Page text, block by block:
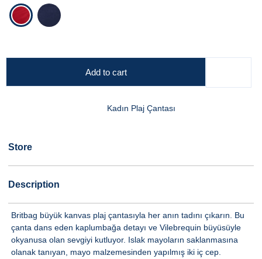
Add to cart
Kadın Plaj Çantası
Store
Description
Britbag büyük kanvas plaj çantasıyla her anın tadını çıkarın. Bu
çanta dans eden kaplumbağa detayı ve Vilebrequin büyüsüyle
okyanusa olan sevgiyi kutluyor. Islak mayoların saklanmasına
olanak tanıyan, mayo malzemesinden yapılmış iki iç cep.